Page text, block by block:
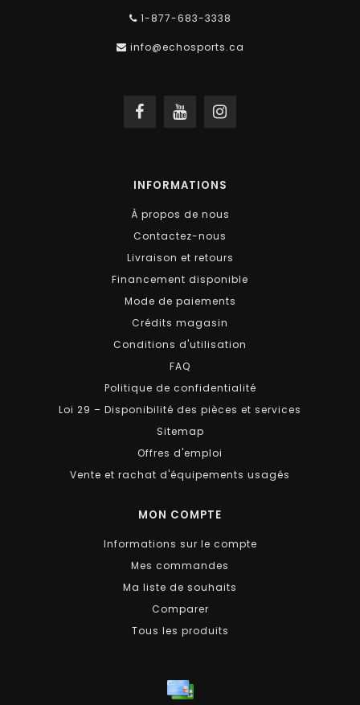
1-877-683-3338
info@echosports.ca
INFORMATIONS
À propos de nous
Contactez-nous
Livraison et retours
Financement disponible
Mode de paiements
Crédits magasin
Conditions d'utilisation
FAQ
Politique de confidentialité
Loi 29 – Disponibilité des pièces et services
Sitemap
Offres d'emploi
Vente et rachat d'équipements usagés
MON COMPTE
Informations sur le compte
Mes commandes
Ma liste de souhaits
Comparer
Tous les produits